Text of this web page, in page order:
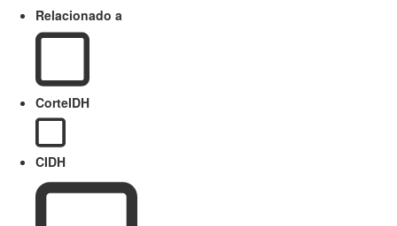
Relacionado a
CorteIDH
CIDH